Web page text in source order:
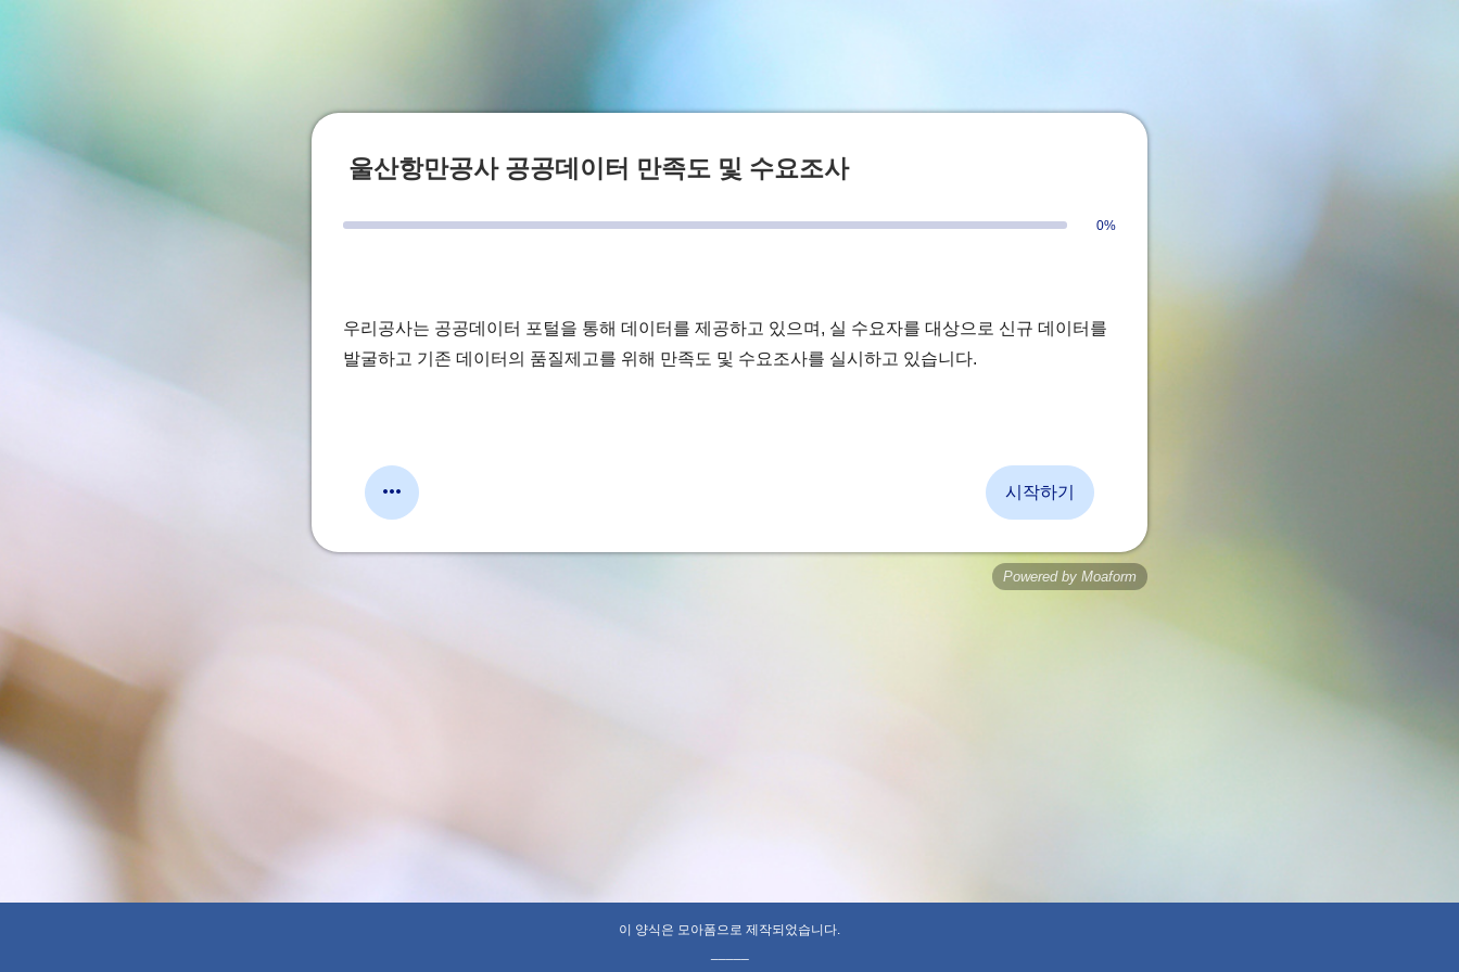
울산항만공사 공공데이터 만족도 및 수요조사
0%
우리공사는 공공데이터 포털을 통해 데이터를 제공하고 있으며, 실 수요자를 대상으로 신규 데이터를
발굴하고 기존 데이터의 품질제고를 위해 만족도 및 수요조사를 실시하고 있습니다.
시작하기
Powered by Moaform
이 양식은 모아폼으로 제작되었습니다.